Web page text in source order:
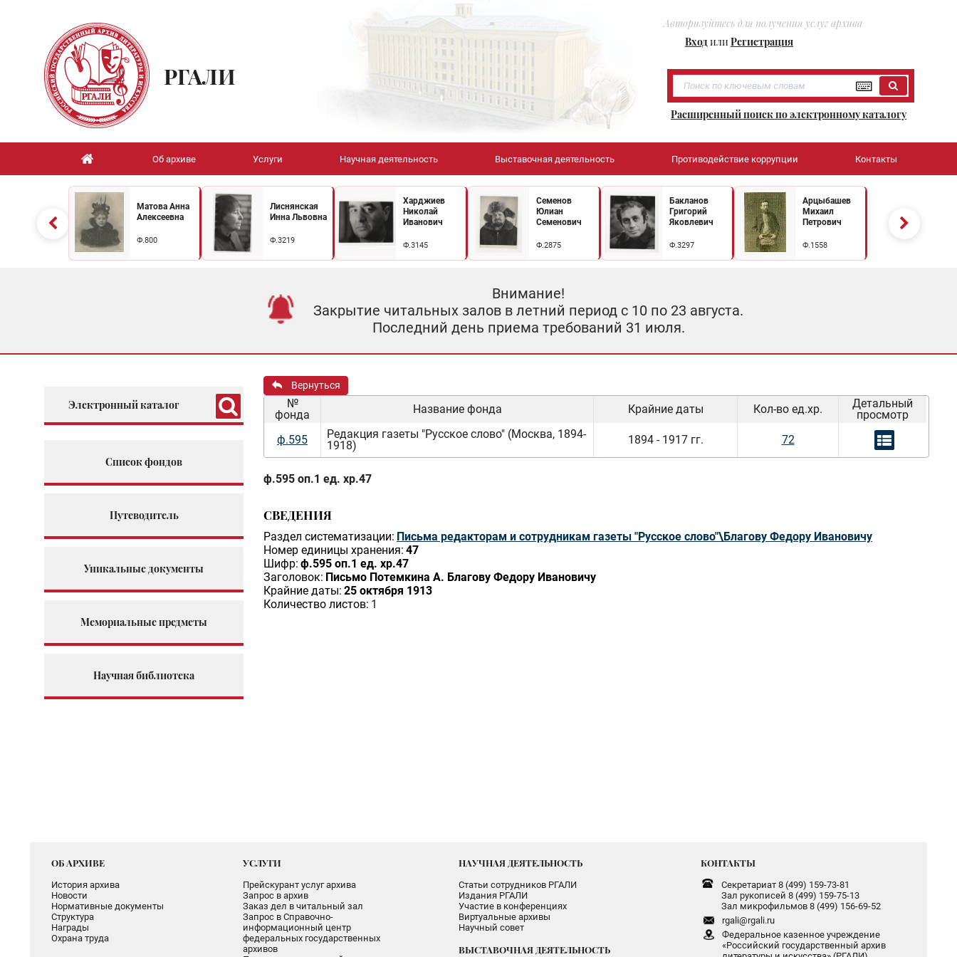
Авторизуйтесь для получения услуг архива
ВходилиРегистрация
РГАЛИ
Расширенный поиск по электронному каталогу
Об архиве Услуги Научная деятельность Выставочная деятельность Противодействие коррупции Контакты
Матова Анна
Алексеевна
Ф.800
Лиснянская
Инна Львовна
Ф.3219
Харджиев
Николай
Иванович
Ф.3145
Семенов
Юлиан
Семенович
Ф.2875
Бакланов
Григорий
Яковлевич
Ф.3297
Арцыбашев
Михаил
Петрович
Ф.1558
Внимание!
Закрытие читальных залов в летний период с 10 по 23 августа.
Последний день приема требований 31 июля.
Электронный каталог
Список фондов
Путеводитель
Уникальные документы
Мемориальные предметы
Научная библиотека
Вернуться
№
фонда
Название фонда Крайние даты Кол-во ед.хр.
Детальный
просмотр
ф.595
Редакция газеты "Русское слово" (Москва, 1894-
1918)
1894 - 1917 гг. 72
ф.595 оп.1 ед. хр.47
СВЕДЕНИЯ
Раздел систематизации: Письма редакторам и сотрудникам газеты "Русское слово"\Благову Федору Ивановичу
Номер единицы хранения: 47
Шифр: ф.595 оп.1 ед. хр.47
Заголовок: Письмо Потемкина А. Благову Федору Ивановичу
Крайние даты: 25 октября 1913
Количество листов: 1
ОБ АРХИВЕ
История архива
Новости
Нормативные документы
Структура
Награды
Охрана труда
УСЛУГИ
Прейскурант услуг архива
Запрос в архив
Заказ дел в читальный зал
Запрос в Справочно-
информационный центр
федеральных государственных
архивов
НАУЧНАЯ ДЕЯТЕЛЬНОСТЬ
Статьи сотрудников РГАЛИ
Издания РГАЛИ
Участие в конференциях
Виртуальные архивы
Научный совет
ВЫСТАВОЧНАЯ ДЕЯТЕЛЬНОСТЬ
КОНТАКТЫ
Секретариат 8 (499) 159-73-81
Зал рукописей 8 (499) 159-75-13
Зал микрофильмов 8 (499) 156-69-52
rgali@rgali.ru
Федеральное казенное учреждение
«Российский государственный архив